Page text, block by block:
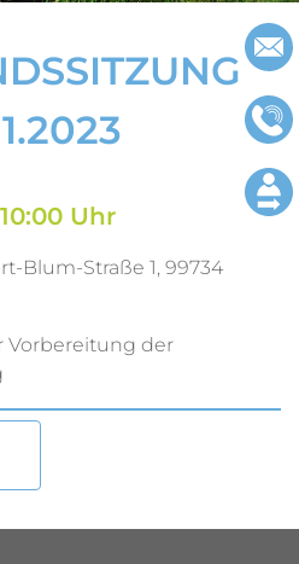
Uhr
Blum-Straße 1, 99734
Vorbereitung der